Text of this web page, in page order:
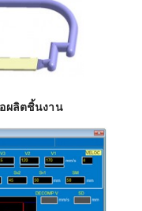
ผลิตชิ้นงาน